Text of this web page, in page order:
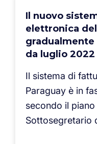
Il nuovo
elettronica
da luglio 2022
Il sistema di
Paraguay è in
secondo il
Sottosegretario